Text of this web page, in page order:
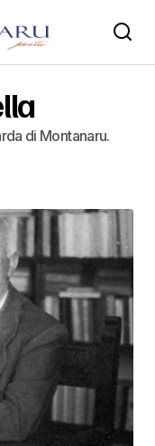
di Montanaru.